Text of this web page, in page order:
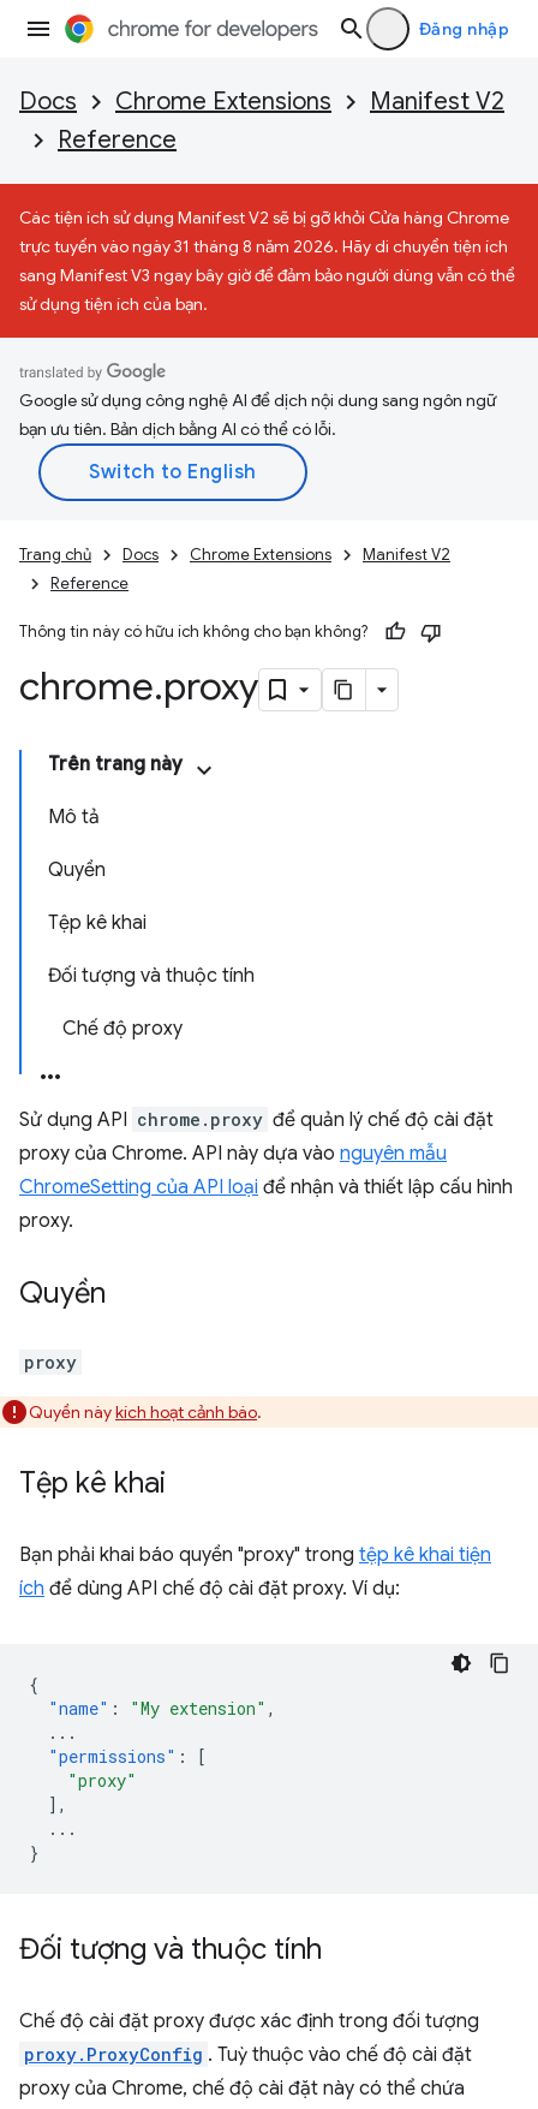
Đăng nhập
Docs Chrome Extensions
Manifest V2
Reference
Các tiện ích sử dụng Manifest V2 sẽ bị gỡ khỏi Cửa hàng Chrome
trực tuyến vào ngày 31 tháng 8 năm 2026. Hãy di chuyển tiện ích
sang Manifest V3 ngay bây giờ để đảm bảo người dùng vẫn có thể
sử dụng tiện ích của bạn.
Google sử dụng công nghệ AI để dịch nội dung sang ngôn ngữ
bạn ưu tiên. Bản dịch bằng AI có thể có lỗi.
Trang chủ Docs Chrome Extensions
Manifest V2
Reference
Thông tin này có hữu ích không cho bạn không?
chrome.proxy
Trên trang này
Mô tả
Quyền
Tệp kê khai
Đối tượng và thuộc tính
Chế độ proxy
Sử dụng API chrome.proxy để quản lý chế độ cài đặt
proxy của Chrome. API này dựa vào nguyên mẫu
ChromeSetting của API loại để nhận và thiết lập cấu hình
proxy.
Quyền
proxy
Quyền nàykích hoạt cảnh báo.
Tệp kê khai
Bạn phải khai báo quyền "proxy" trong tệp kê khai tiện
ích để dùng API chế độ cài đặt proxy. Ví dụ:
{
"name" : "My extension" ,
...
"permissions" :
[
"proxy"
],
...
}
Đối tượng và thuộc tính
Chế độ cài đặt proxy được xác định trong đối tượng
proxy.ProxyConfig . Tuỳ thuộc vào chế độ cài đặt
proxy của Chrome, chế độ cài đặt này có thể chứa